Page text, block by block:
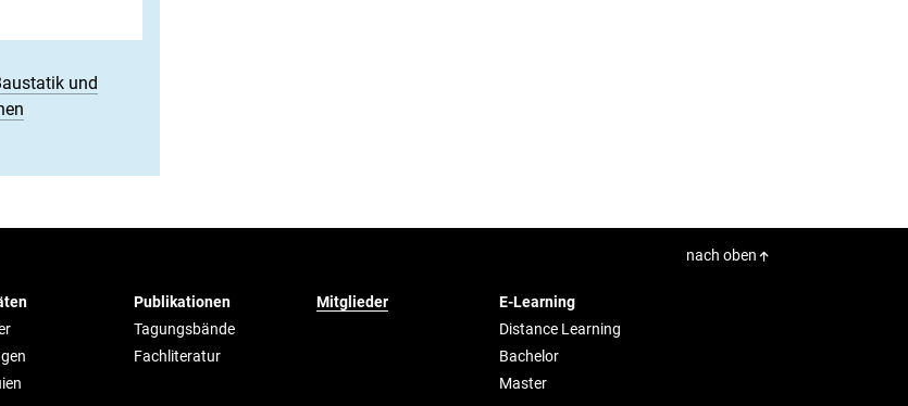
und
nach oben
Publikationen
Tagungsbände
Fachliteratur
Mitglieder
E-Learning
Distance Learning
Bachelor
Master